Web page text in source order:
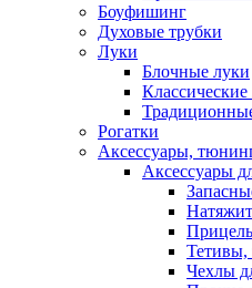
Боуфишинг
Духовые трубки
Луки
Блочные луки
Классические
Рогатки
Аксессуары,
Аксессуары
Тетивы,
Чехлы